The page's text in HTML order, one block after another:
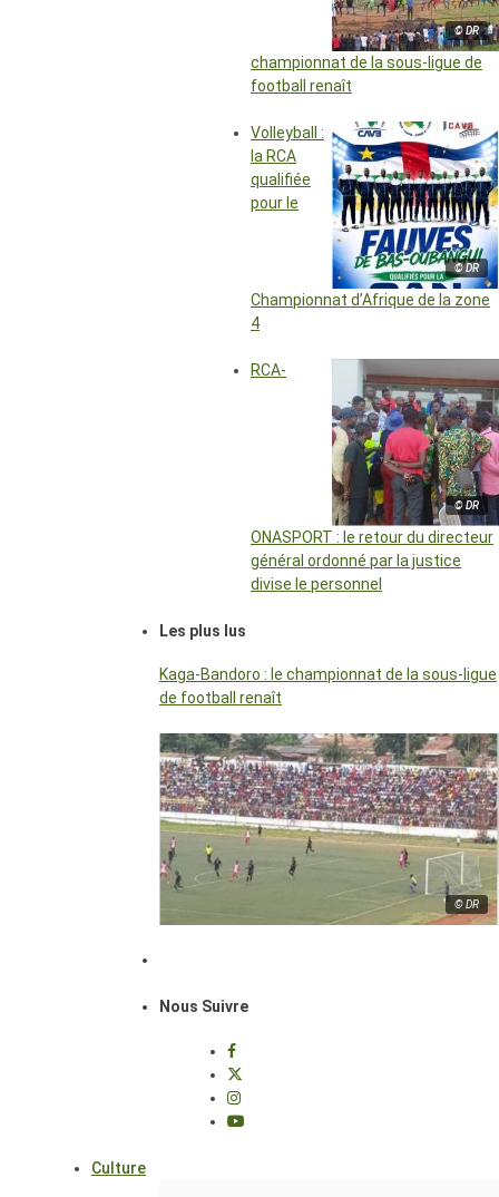
© DR
championnat de la sous-ligue de
football renaît
© DR
Volleyball :
la RCA
qualifiée
pour le
Championnat d’Afrique de la zone
4
© DR
RCA-
ONASPORT : le retour du directeur
général ordonné par la justice
divise le personnel
Les plus lus
Kaga-Bandoro : le championnat de la sous-ligue
de football renaît
© DR
Nous Suivre
Culture